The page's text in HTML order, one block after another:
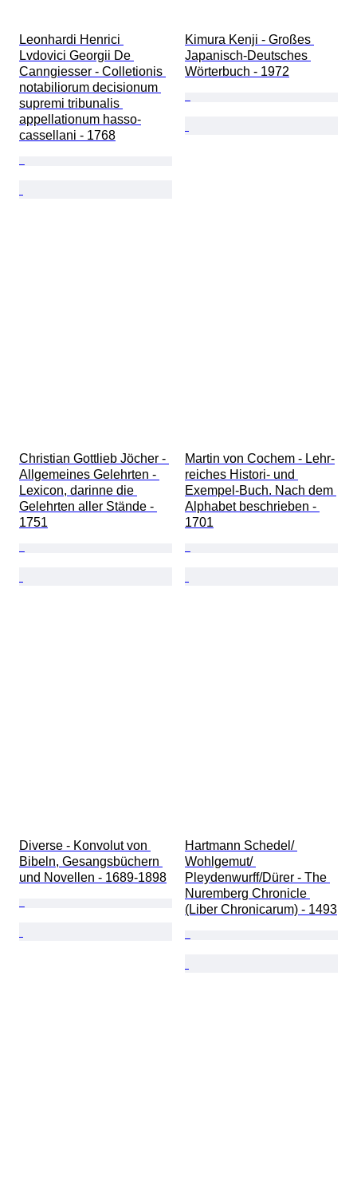
Leonhardi Henrici
Lvdovici Georgii De
Canngiesser - Colletionis
notabiliorum decisionum
supremi tribunalis
appellationum hasso-
cassellani - 1768
Kimura Kenji - Großes
Japanisch-Deutsches
Wörterbuch - 1972
Christian Gottlieb Jöcher -
Allgemeines Gelehrten -
Lexicon, darinne die
Gelehrten aller Stände -
1751
Martin von Cochem - Lehr-
reiches Histori- und
Exempel-Buch. Nach dem
Alphabet beschrieben -
1701
Diverse - Konvolut von
Bibeln, Gesangsbüchern
und Novellen - 1689-1898
Hartmann Schedel/
Wohlgemut/
Pleydenwurff/Dürer - The
Nuremberg Chronicle
(Liber Chronicarum) - 1493